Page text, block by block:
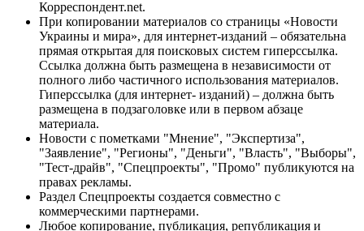
Корреспондент.net.
При копировании материалов со страницы «Новости
Украины и мира», для интернет-изданий – обязательна
прямая открытая для поисковых систем гиперссылка.
Ссылка должна быть размещена в независимости от
полного либо частичного использования материалов.
Гиперссылка (для интернет- изданий) – должна быть
размещена в подзаголовке или в первом абзаце
материала.
Новости с пометками "Мнение", "Экспертиза",
"Заявление", "Регионы", "Деньги", "Власть", "Выборы",
"Тест-драйв", "Спецпроекты", "Промо" публикуются на
правах рекламы.
Раздел Спецпроекты создается совместно с
коммерческими партнерами.
Любое копирование, публикация, републикация и